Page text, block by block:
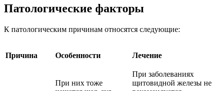
Патологические факторы
К патологическим причинам относятся следующие:
Причина Особенности Лечение
При них тоже
При заболеваниях
щитовидной железы не